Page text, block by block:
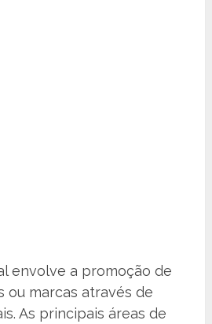
envolve a promoção de
ou marcas através de
As principais áreas de